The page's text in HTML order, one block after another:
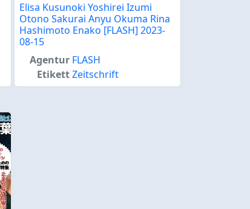
Elisa Kusunoki Yoshirei Izumi
Otono Sakurai Anyu Okuma Rina
Hashimoto Enako [FLASH] 2023-
08-15
Agentur FLASH
EtikettZeitschrift